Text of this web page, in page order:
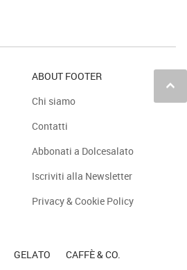
keyboard_arrow_up
ABOUT FOOTER
Chi siamo
Contatti
Abbonati a Dolcesalato
Iscriviti alla Newsletter
Privacy & Cookie Policy
GELATO CAFFÈ & CO.